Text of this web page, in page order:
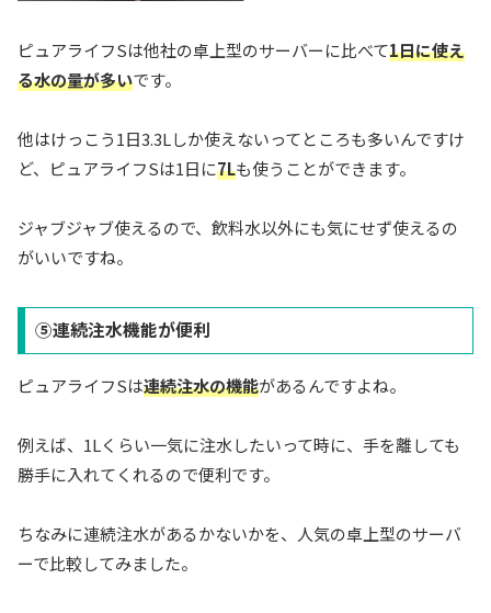
ピュアライフSは他社の卓上型のサーバーに比べて1日に使え
る水の量が多いです。
他はけっこう1日3.3Lしか使えないってところも多いんですけ
ど、ピュアライフSは1日に7Lも使うことができます。
ジャブジャブ使えるので、飲料水以外にも気にせず使えるの
がいいですね。
⑤連続注水機能が便利
ピュアライフSは連続注水の機能があるんですよね。
例えば、1Lくらい一気に注水したいって時に、手を離しても
勝手に入れてくれるので便利です。
ちなみに連続注水があるかないかを、人気の卓上型のサーバ
ーで比較してみました。